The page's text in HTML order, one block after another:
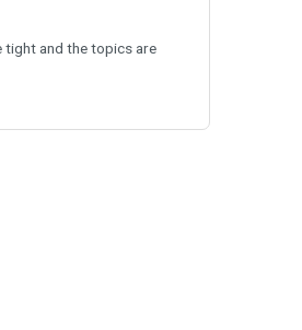
tight and the topics are